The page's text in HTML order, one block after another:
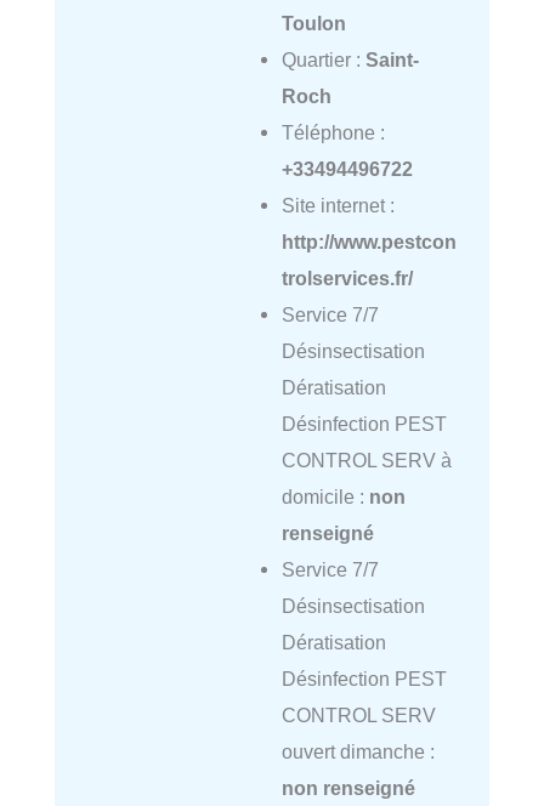
Toulon
Quartier : Saint-
Roch
Téléphone :
+33494496722
Site internet :
http://www.pestcon
trolservices.fr/
Service 7/7
Désinsectisation
Dératisation
Désinfection PEST
CONTROL SERV à
domicile : non
renseigné
Service 7/7
Désinsectisation
Dératisation
Désinfection PEST
CONTROL SERV
ouvert dimanche :
non renseigné